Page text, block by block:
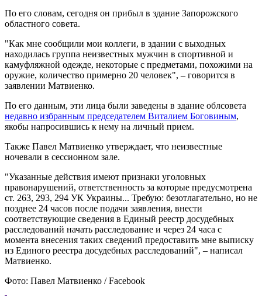
По его словам, сегодня он прибыл в здание Запорожского
областного совета.
"Как мне сообщили мои коллеги, в здании с выходных
находилась группа неизвестных мужчин в спортивной и
камуфляжной одежде, некоторые с предметами, похожими на
оружие, количество примерно 20 человек", – говорится в
заявлении Матвиенко.
По его данным, эти лица были заведены в здание облсовета
недавно избранным председателем Виталием Боговиным,
якобы напросившись к нему на личный прием.
Также Павел Матвиенко утверждает, что неизвестные
ночевали в сессионном зале.
"Указанные действия имеют признаки уголовных
правонарушений, ответственность за которые предусмотрена
ст. 263, 293, 294 УК Украины... Требую: безотлагательно, но не
позднее 24 часов после подачи заявления, внести
соответствующие сведения в Единый реестр досудебных
расследований начать расследование и через 24 часа с
момента внесения таких сведений предоставить мне выписку
из Единого реестра досудебных расследований", – написал
Матвиенко.
Фото: Павел Матвиенко / Facebook